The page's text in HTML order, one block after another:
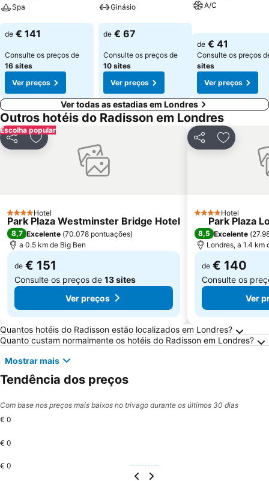
Spa
Ver preços
de € 141
Consulte os preços de
16 sites
Ver preços
Ginásio
Ver preços
de € 67
Consulte os preços de
10 sites
Ver preços
A/C
Ver preços
de € 41
Consulte os preços
sites
Ver preços
Ver todas as estadias em Londres
Outros hotéis do Radisson em Londres
Escolha popular
PartilharAdicionar aos favoritos
4 Estrelas
Hotel
Park Plaza Westminster Bridge Hotel
8,7 Excelente (70.078 pontuações)
a 0.5 km de Big Ben
de € 151
Consulte os preços de 13 sites
Ver preços
Partilhar
4 Estrelas
Hotel
Park Plaza
8,5 Excelente (
Londres, a 1.4 km
de € 140
Consulte os
Ver
Perguntas Frequentes sobre Londres
Quantos hotéis do Radisson estão localizados em Londres?
Quanto custam normalmente os hotéis do Radisson em Londres?
Mostrar mais
Tendência dos preços
Com base nos preços mais baixos no trivago durante os últimos 30 dias
€ 0
€ 0
€ 0